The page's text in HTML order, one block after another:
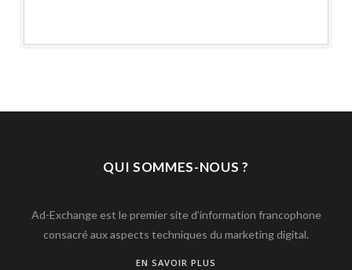
QUI SOMMES-NOUS ?
Ad-Exchange est le premier site d’information francophone
consacré aux aspects techniques du marketing digital.
EN SAVOIR PLUS